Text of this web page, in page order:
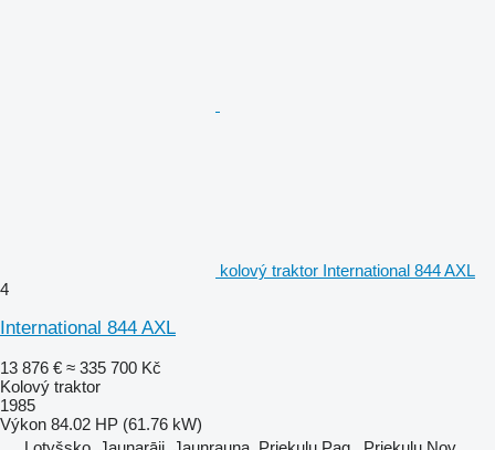
kolový traktor International 844 AXL
4
International 844 AXL
13 876 € ≈ 335 700 Kč
Kolový traktor
1985
Výkon 84.02 HP (61.76 kW)